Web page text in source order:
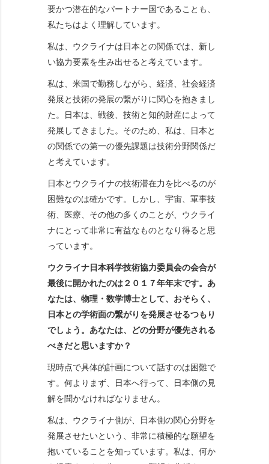
要かつ潜在的なパートナー国であることも、
私たちはよく理解しています。
私は、ウクライナは日本との関係では、新し
い協力要素を生み出せると考えています。
私は、米国で勤務しながら、経済、社会経済
発展と技術の発展の繋がりに関心を抱きまし
た。日本は、戦後、技術と知的財産によって
発展してきました。そのため、私は、日本と
の関係での第一の優先課題は技術分野関係だ
と考えています。
日本とウクライナの技術潜在力を比べるのが
困難なのは確かです。しかし、宇宙、軍事技
術、医療、その他の多くのことが、ウクライ
ナにとって非常に有益なものとなり得ると思
っています。
ウクライナ日本科学技術協力委員会の会合が
最後に開かれたのは２０１７年年末です。あ
なたは、物理・数学博士として、おそらく、
日本との学術面の繋がりを発展させるつもり
でしょう。あなたは、どの分野が優先される
べきだと思いますか？
現時点で具体的計画について話すのは困難で
す。何よりまず、日本へ行って、日本側の見
解を聞かなければなりません。
私は、ウクライナ側が、日本側の関心分野を
発展させたいという、非常に積極的な願望を
抱いていることを知っています。私は、何か